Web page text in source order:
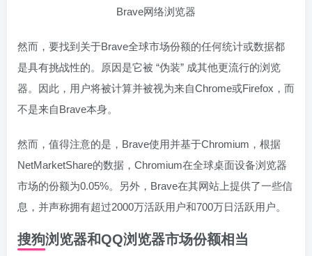
Brave网络浏览器
然而，要找到关于Brave全球市场份额的任何统计或数据都
是具有挑战性的。原因是它被 “伪装” 成其他更流行的浏览
器。因此，用户将被计算并被视为来自Chrome或Firefox，而
不是来自Brave本身。
然而，值得注意的是，Brave使用并基于Chromium，根据
NetMarketShare的数据，Chromium在全球桌面设备浏览器
市场的份额为0.05%。另外，Brave在其网站上提供了一些信
息，并声称拥有超过2000万活跃用户和700万日活跃用户。
搜狗浏览器和QQ浏览器市场份额相当